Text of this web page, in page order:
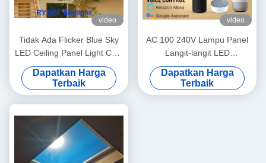
video
Tidak Ada Flicker Blue Sky
LED Ceiling Panel Light CCT
7800K Praktis
Dapatkan Harga
Terbaik
video
AC 100 240V Lampu Panel
Langit-langit LED
Dikendalikan oleh App
Remote Dirancang untuk
pencahayaan komersial
Dapatkan Harga
Terbaik